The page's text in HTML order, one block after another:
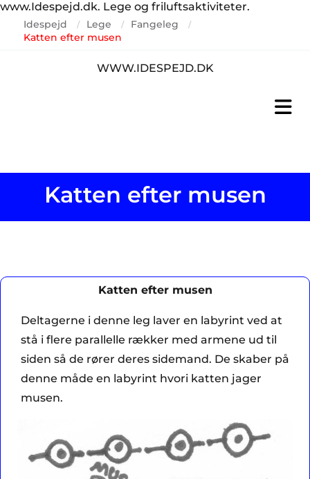
www.Idespejd.dk. Lege og friluftsaktiviteter.
Idespejd / Lege / Fangeleg /
Katten efter musen
WWW.IDESPEJD.DK
Katten efter musen
Katten efter musen
Deltagerne i denne leg laver en labyrint ved at
stå i flere parallelle rækker med armene ud til
siden så de rører deres sidemand. De skaber på
denne måde en labyrint hvori katten jager
musen.